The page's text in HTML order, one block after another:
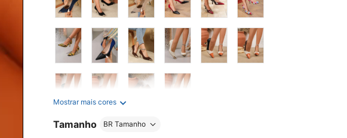
Mostrar mais cores
Tamanho BR Tamanho